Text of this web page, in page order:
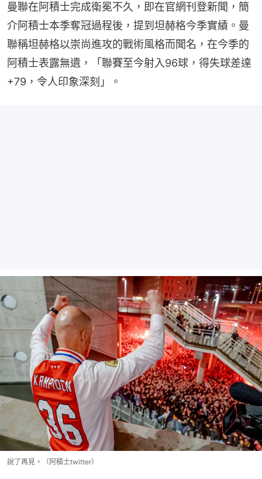
曼聯在阿積士完成衛冕不久，即在官網刊登新聞，簡
介阿積士本季奪冠過程後，提到坦赫格今季實績。曼
聯稱坦赫格以崇尚進攻的戰術風格而聞名，在今季的
阿積士表露無遺，「聯賽至今射入96球，得失球差達
+79，令人印象深刻」。
說了再見。（阿積士twitter）